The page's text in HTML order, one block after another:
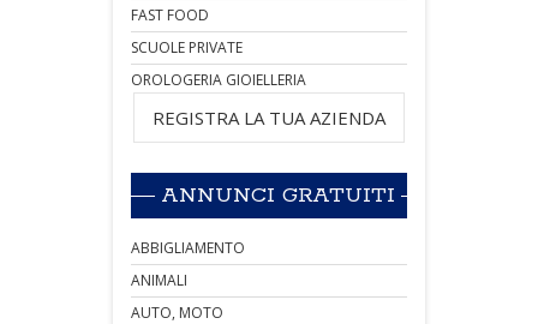
FAST FOOD
SCUOLE PRIVATE
OROLOGERIA GIOIELLERIA
REGISTRA LA TUA AZIENDA
ANNUNCI GRATUITI
ABBIGLIAMENTO
ANIMALI
AUTO, MOTO